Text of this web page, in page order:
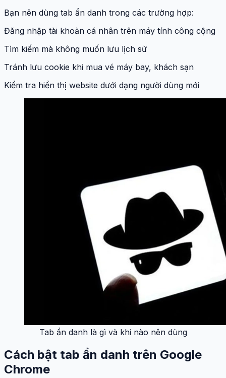
Bạn nên dùng tab ẩn danh trong các trường hợp:
Đăng nhập tài khoản cá nhân trên máy tính công cộng
Tìm kiếm mà không muốn lưu lịch sử
Tránh lưu cookie khi mua vé máy bay, khách sạn
Kiểm tra hiển thị website dưới dạng người dùng mới
Tab ẩn danh là gì và khi nào nên dùng
Cách bật tab ẩn danh trên Google
Chrome